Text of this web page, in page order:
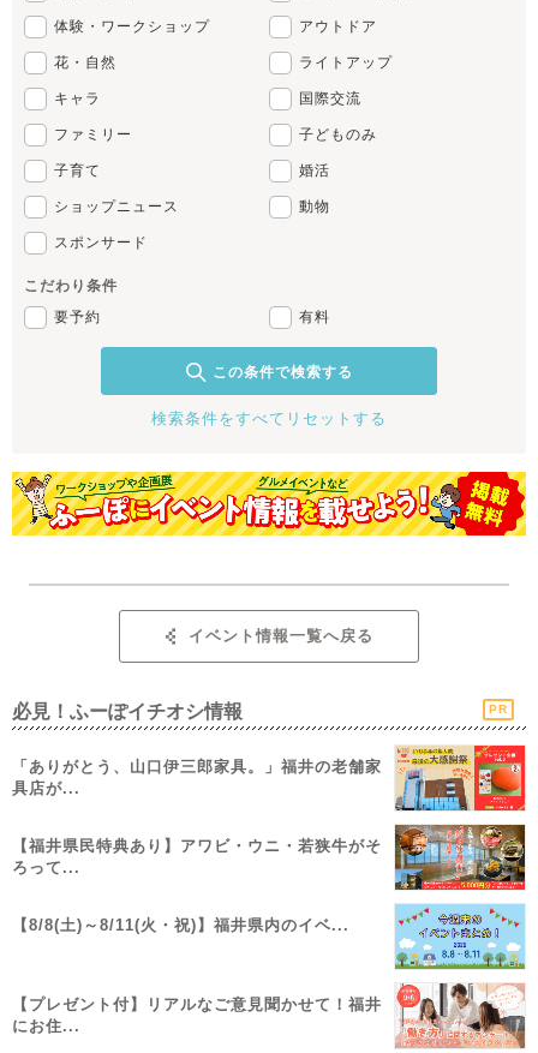
体験・ワークショップ アウトドア
花・自然 ライトアップ
キャラ 国際交流
ファミリー 子どものみ
子育て 婚活
ショップニュース 動物
スポンサード
こだわり条件
要予約
有料
この条件で検索する
検索条件をすべてリセットする
イベント情報一覧へ戻る
必見！ふーぽイチオシ情報 PR
「ありがとう、山口伊三郎家具。」福井の老舗家
具店が...
【福井県民特典あり】アワビ・ウニ・若狭牛がそ
ろって...
【8/8(土)～8/11(火・祝)】福井県内のイベ...
【プレゼント付】リアルなご意見聞かせて！福井
にお住...